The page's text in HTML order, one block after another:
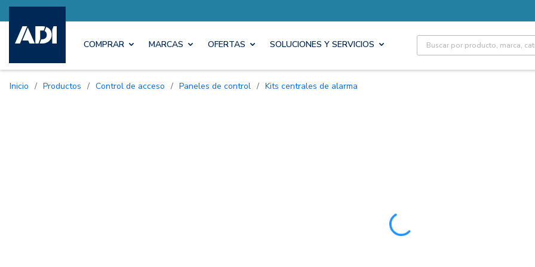
COMPRAR MARCAS OFERTAS SOLUCIONES Y SERVICIOS Site Search
Inicio / Productos / Control de acceso / Paneles de control / Kits centrales de alarma